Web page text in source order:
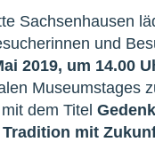
Sachsenhausen
und
2019, um 14.00
Museumstages
dem Titel
mit